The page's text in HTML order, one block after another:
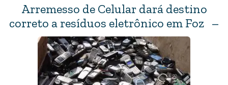
Arremesso de Celular dará destino
correto a resíduos eletrônico em Foz –